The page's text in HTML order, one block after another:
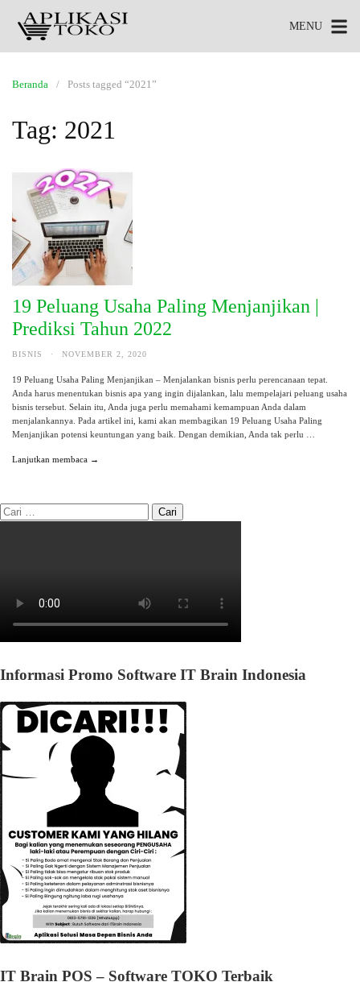
MENU
Beranda Posts tagged “2021”
Tag: 2021
19 Peluang Usaha Paling Menjanjikan |
Prediksi Tahun 2022
BISNIS · NOVEMBER 2, 2020
19 Peluang Usaha Paling Menjanjikan – Menjalankan bisnis perlu perencanaan tepat.
Anda harus menentukan bisnis apa yang ingin dijalankan, lalu mempelajari peluang usaha
bisnis tersebut. Selain itu, Anda juga perlu memahami kemampuan Anda dalam
menjalankannya. Pada artikel ini, kami akan membagikan 19 Peluang Usaha Paling
Menjanjikan potensi keuntungan yang baik. Dengan demikian, Anda tak perlu …
Lanjutkan membaca →
Informasi Promo Software IT Brain Indonesia
IT Brain POS – Software TOKO Terbaik